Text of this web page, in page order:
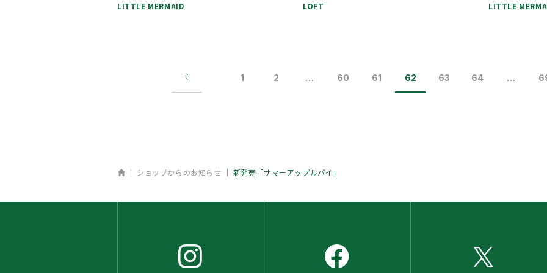
LITTLE MERMAID
LOFT
LITTLE
1 2 … 60 61 62 63 64 …
ホーム
ショップからのお知らせ 新発売「サマーアップルパイ」